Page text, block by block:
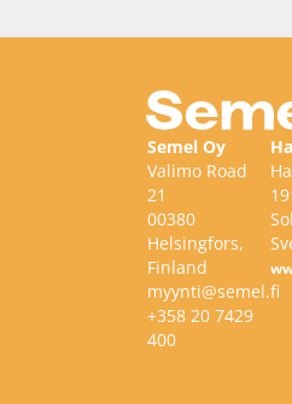
Semel Oy
Valimo Road
21
00380
Helsingfors,
Finland
myynti@semel.fi
+358 20 7429
400